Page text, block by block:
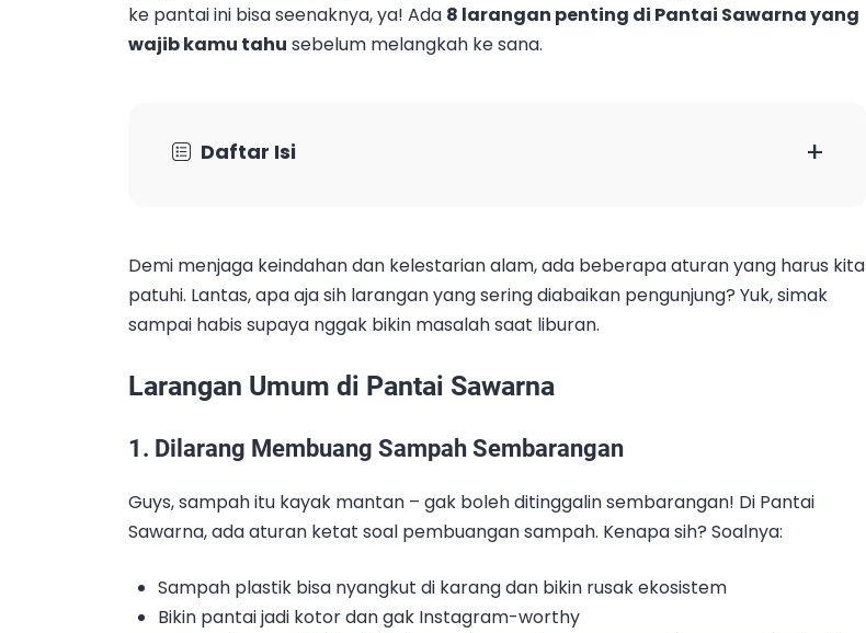
ke pantai ini bisa seenaknya, ya! Ada 8 larangan penting di Pantai Sawarna yang
wajib kamu tahu sebelum melangkah ke sana.
Daftar Isi +
Demi menjaga keindahan dan kelestarian alam, ada beberapa aturan yang harus kita
patuhi. Lantas, apa aja sih larangan yang sering diabaikan pengunjung? Yuk, simak
sampai habis supaya nggak bikin masalah saat liburan.
Larangan Umum di Pantai Sawarna
1. Dilarang Membuang Sampah Sembarangan
Guys, sampah itu kayak mantan – gak boleh ditinggalin sembarangan! Di Pantai
Sawarna, ada aturan ketat soal pembuangan sampah. Kenapa sih? Soalnya:
Sampah plastik bisa nyangkut di karang dan bikin rusak ekosistem
Bikin pantai jadi kotor dan gak Instagram-worthy